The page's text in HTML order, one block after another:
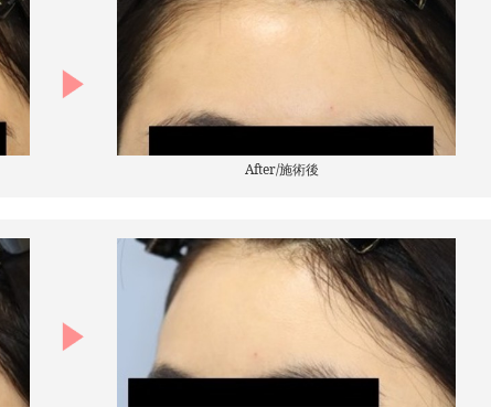
After/施術後